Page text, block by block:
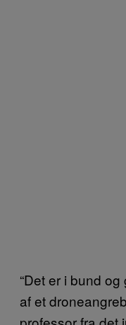
“Det er i bund
af et